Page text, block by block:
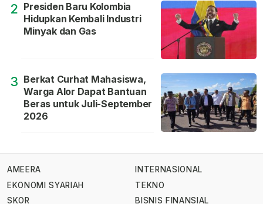
2 Presiden Baru Kolombia
Hidupkan Kembali Industri
Minyak dan Gas
3 Berkat Curhat Mahasiswa,
Warga Alor Dapat Bantuan
Beras untuk Juli-September
2026
AMEERA
EKONOMI SYARIAH
SKOR
INTERNASIONAL
TEKNO
BISNIS FINANSIAL